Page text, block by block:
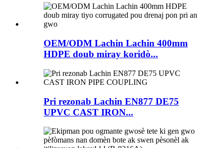
OEM/ODM Lachin Lachin 400mm
HDPE doub miray koridò...
Pri rezonab Lachin EN877 DE75
UPVC CAST IRON...